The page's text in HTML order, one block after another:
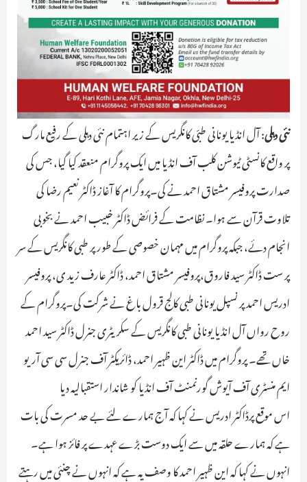
نئی دہلی: آل انڈیا یونانی طبّی کانگریس کے زیر اہتمام نئی دہلی کے رفیع مارگ
پر واقع کانسٹی ٹیوشن کلب آف انڈیا میں ایک پروگرام منعقد کیا گیا، جس کی
صدارت پروفیسر مشتاق احمد نے کی۔پروگرام کا آغاز ڈاکٹر نعیم رضا کی
تلاوت قرآن سے ہوا۔ نظامت کے فرائض ڈاکٹر خبیب احمد نے بخوبی
انجام دئے، جبکہ پروگرام میں مہمان خصوصی کے طور پر طبی کانگریس کے سر
پر ست ڈاکٹر سید فاروق،پروفیسر مشتاق احمد، ڈاکٹر عارف زید ی، پروفیسر
ادریس احمد پر نسپل یونانی طبی کالج قرول باغ نے شرکت کی۔پروگرام کے
روح رواں آل انڈیا یونانی طبی کانگریس کے سکریٹری جنرل ڈاکٹر سید احمد
خاں تھے۔ پروگرام میں ڈاکٹر این ظہیر احمد، ڈائریکٹر آف جنرل سی سی آریو
ایم منسٹری آف آیوش گورنمنٹ آف انڈیا کو شاندار استقبالیہ دیا
اس موقع پرڈاکٹر ادریس نے کہا کہ آج ہمارے لئے بے حد مسرت کی بات
ہے کہ ہمارے حلقہ میں سے ایک دوست بڑے عہدے پر فائز ہوا ہے۔
انہوں نے کہا کہ این ظہیر احمد کا وصف یہ ہے کہ انہوں نے چنئی میں رہتے